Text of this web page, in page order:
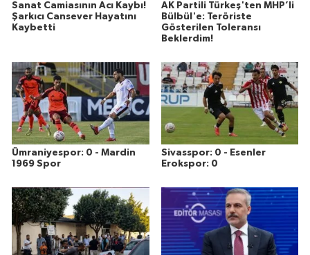
Sanat Camiasının Acı Kaybı!
Şarkıcı Cansever Hayatını
Kaybetti
AK Partili Türkeş'ten MHP’li
Bülbül'e: Teröriste
Gösterilen Toleransı
Beklerdim!
Ümraniyespor: 0 - Mardin
1969 Spor
Sivasspor: 0 - Esenler
Erokspor: 0